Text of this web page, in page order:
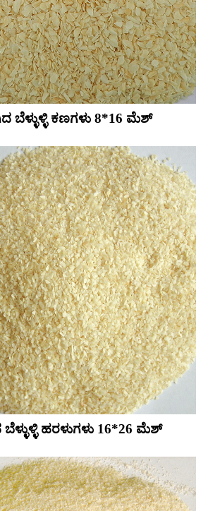
ಬೆಳ್ಳುಳ್ಳಿ ಕಣಗಳು 8*16 ಮೆಶ್
ಹರಳುಗಳು 16*26 ಮೆಶ್